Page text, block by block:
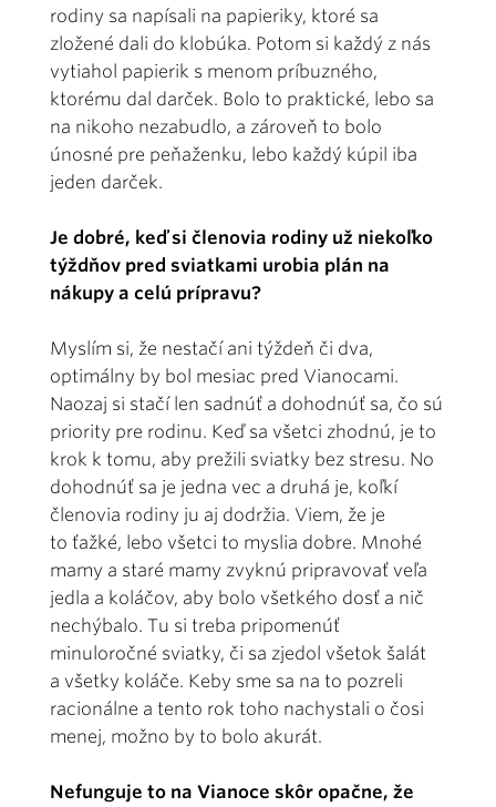
rodiny sa napísali na papieriky, ktoré sa
zložené dali do klobúka. Potom si každý z nás
vytiahol papierik s menom príbuzného,
ktorému dal darček. Bolo to praktické, lebo sa
na nikoho nezabudlo, a zároveň to bolo
únosné pre peňaženku, lebo každý kúpil iba
jeden darček.
Je dobré, keď si členovia rodiny už niekoľko
týždňov pred sviatkami urobia plán na
nákupy a celú prípravu?
Myslím si, že nestačí ani týždeň či dva,
optimálny by bol mesiac pred Vianocami.
Naozaj si stačí len sadnúť a dohodnúť sa, čo sú
priority pre rodinu. Keď sa všetci zhodnú, je to
krok k tomu, aby prežili sviatky bez stresu. No
dohodnúť sa je jedna vec a druhá je, koľkí
členovia rodiny ju aj dodržia. Viem, že je
to ťažké, lebo všetci to myslia dobre. Mnohé
mamy a staré mamy zvyknú pripravovať veľa
jedla a koláčov, aby bolo všetkého dosť a nič
nechýbalo. Tu si treba pripomenúť
minuloročné sviatky, či sa zjedol všetok šalát
a všetky koláče. Keby sme sa na to pozreli
racionálne a tento rok toho nachystali o čosi
menej, možno by to bolo akurát.
Nefunguje to na Vianoce skôr opačne, že